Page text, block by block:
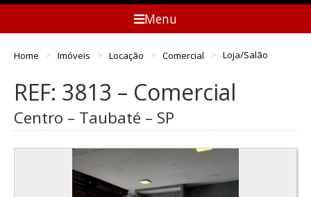
Menu
Home Imóveis Locação Comercial Loja/Salão
REF: 3813 – Comercial
Centro – Taubaté – SP